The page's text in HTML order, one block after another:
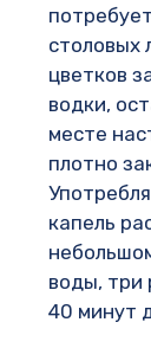
столовых
цветков
водки,
месте
плотно
капель
воды, три
40 минут